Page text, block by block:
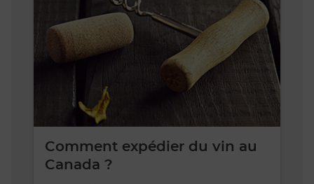
Comment expédier du vin au
Canada ?